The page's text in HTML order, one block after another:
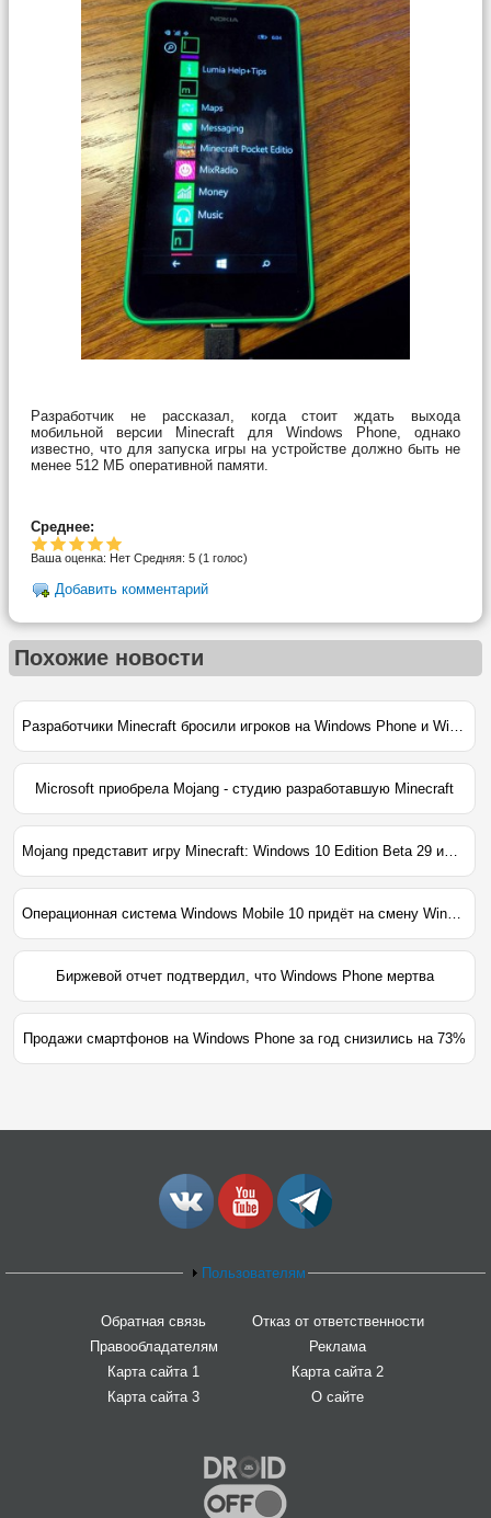
Разработчик не рассказал, когда стоит ждать выхода
мобильной версии Minecraft для Windows Phone, однако
известно, что для запуска игры на устройстве должно быть не
менее 512 МБ оперативной памяти.
Среднее:
Ваша оценка: Нет Средняя: 5 (1 голос)
Добавить комментарий
Похожие новости
Microsoft приобрела Mojang - студию разработавшую Minecraft
Mojang представит игру Minecraft: Windows 10 Edition Beta 29 июля
Операционная система Windows Mobile 10 придёт на смену Windows Phone
Биржевой отчет подтвердил, что Windows Phone мертва
Продажи смартфонов на Windows Phone за год снизились на 73%
Пользователям
Обратная связь
Отказ от ответственности
Правообладателям
Реклама
Карта сайта 1
Карта сайта 2
Карта сайта 3
О сайте